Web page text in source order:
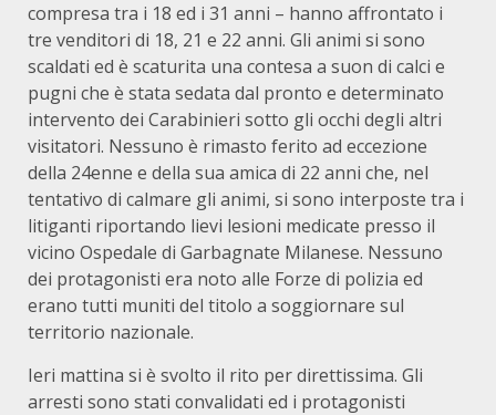
compresa tra i 18 ed i 31 anni – hanno affrontato i
tre venditori di 18, 21 e 22 anni. Gli animi si sono
scaldati ed è scaturita una contesa a suon di calci e
pugni che è stata sedata dal pronto e determinato
intervento dei Carabinieri sotto gli occhi degli altri
visitatori. Nessuno è rimasto ferito ad eccezione
della 24enne e della sua amica di 22 anni che, nel
tentativo di calmare gli animi, si sono interposte tra i
litiganti riportando lievi lesioni medicate presso il
vicino Ospedale di Garbagnate Milanese. Nessuno
dei protagonisti era noto alle Forze di polizia ed
erano tutti muniti del titolo a soggiornare sul
territorio nazionale.
Ieri mattina si è svolto il rito per direttissima. Gli
arresti sono stati convalidati ed i protagonisti